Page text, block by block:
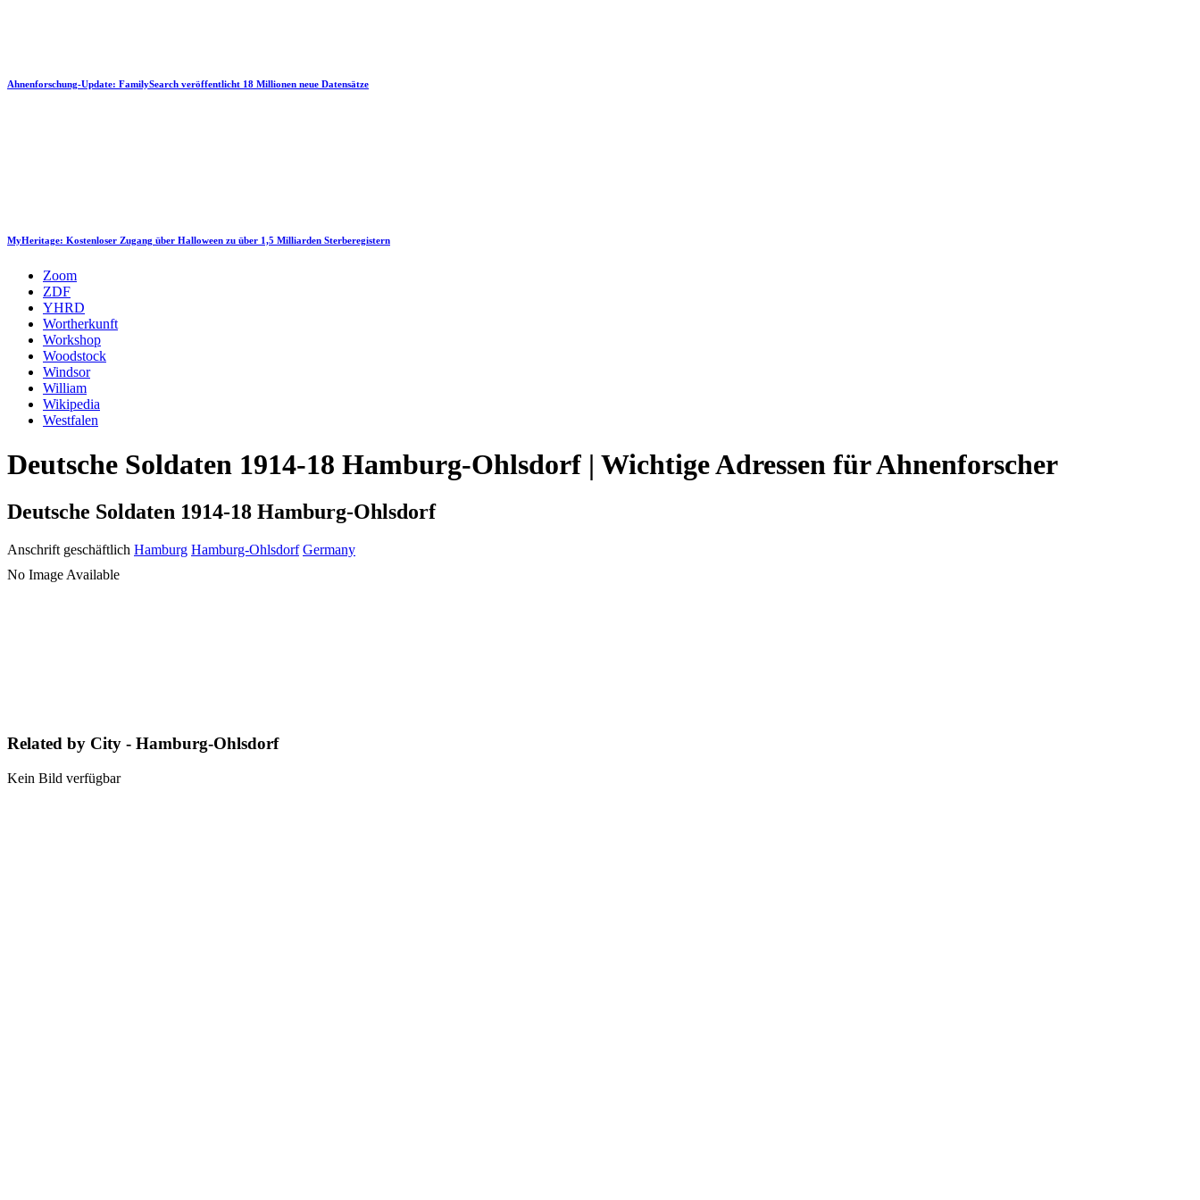
Ahnenforschung-Update: FamilySearch veröffentlicht 18 Millionen neue Datensätze
MyHeritage: Kostenloser Zugang über Halloween zu über 1,5 Milliarden Sterberegistern
Zoom
ZDF
YHRD
Wortherkunft
Workshop
Woodstock
Windsor
William
Wikipedia
Westfalen
Deutsche Soldaten 1914-18 Hamburg-Ohlsdorf | Wichtige Adressen für Ahnenforscher
Deutsche Soldaten 1914-18 Hamburg-Ohlsdorf
Anschrift geschäftlich Hamburg Hamburg-Ohlsdorf Germany
No Image Available
Related by City - Hamburg-Ohlsdorf
Kein Bild verfügbar